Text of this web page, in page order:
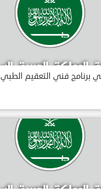
برنامج فني التعقيم الطبي